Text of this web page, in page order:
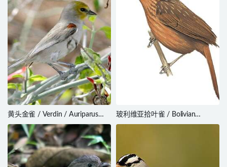
黄头金雀 / Verdin / Auriparus
flaviceps
玻利维亚拾叶雀 / Bolivian
Recurvebill / Syndactyla striata